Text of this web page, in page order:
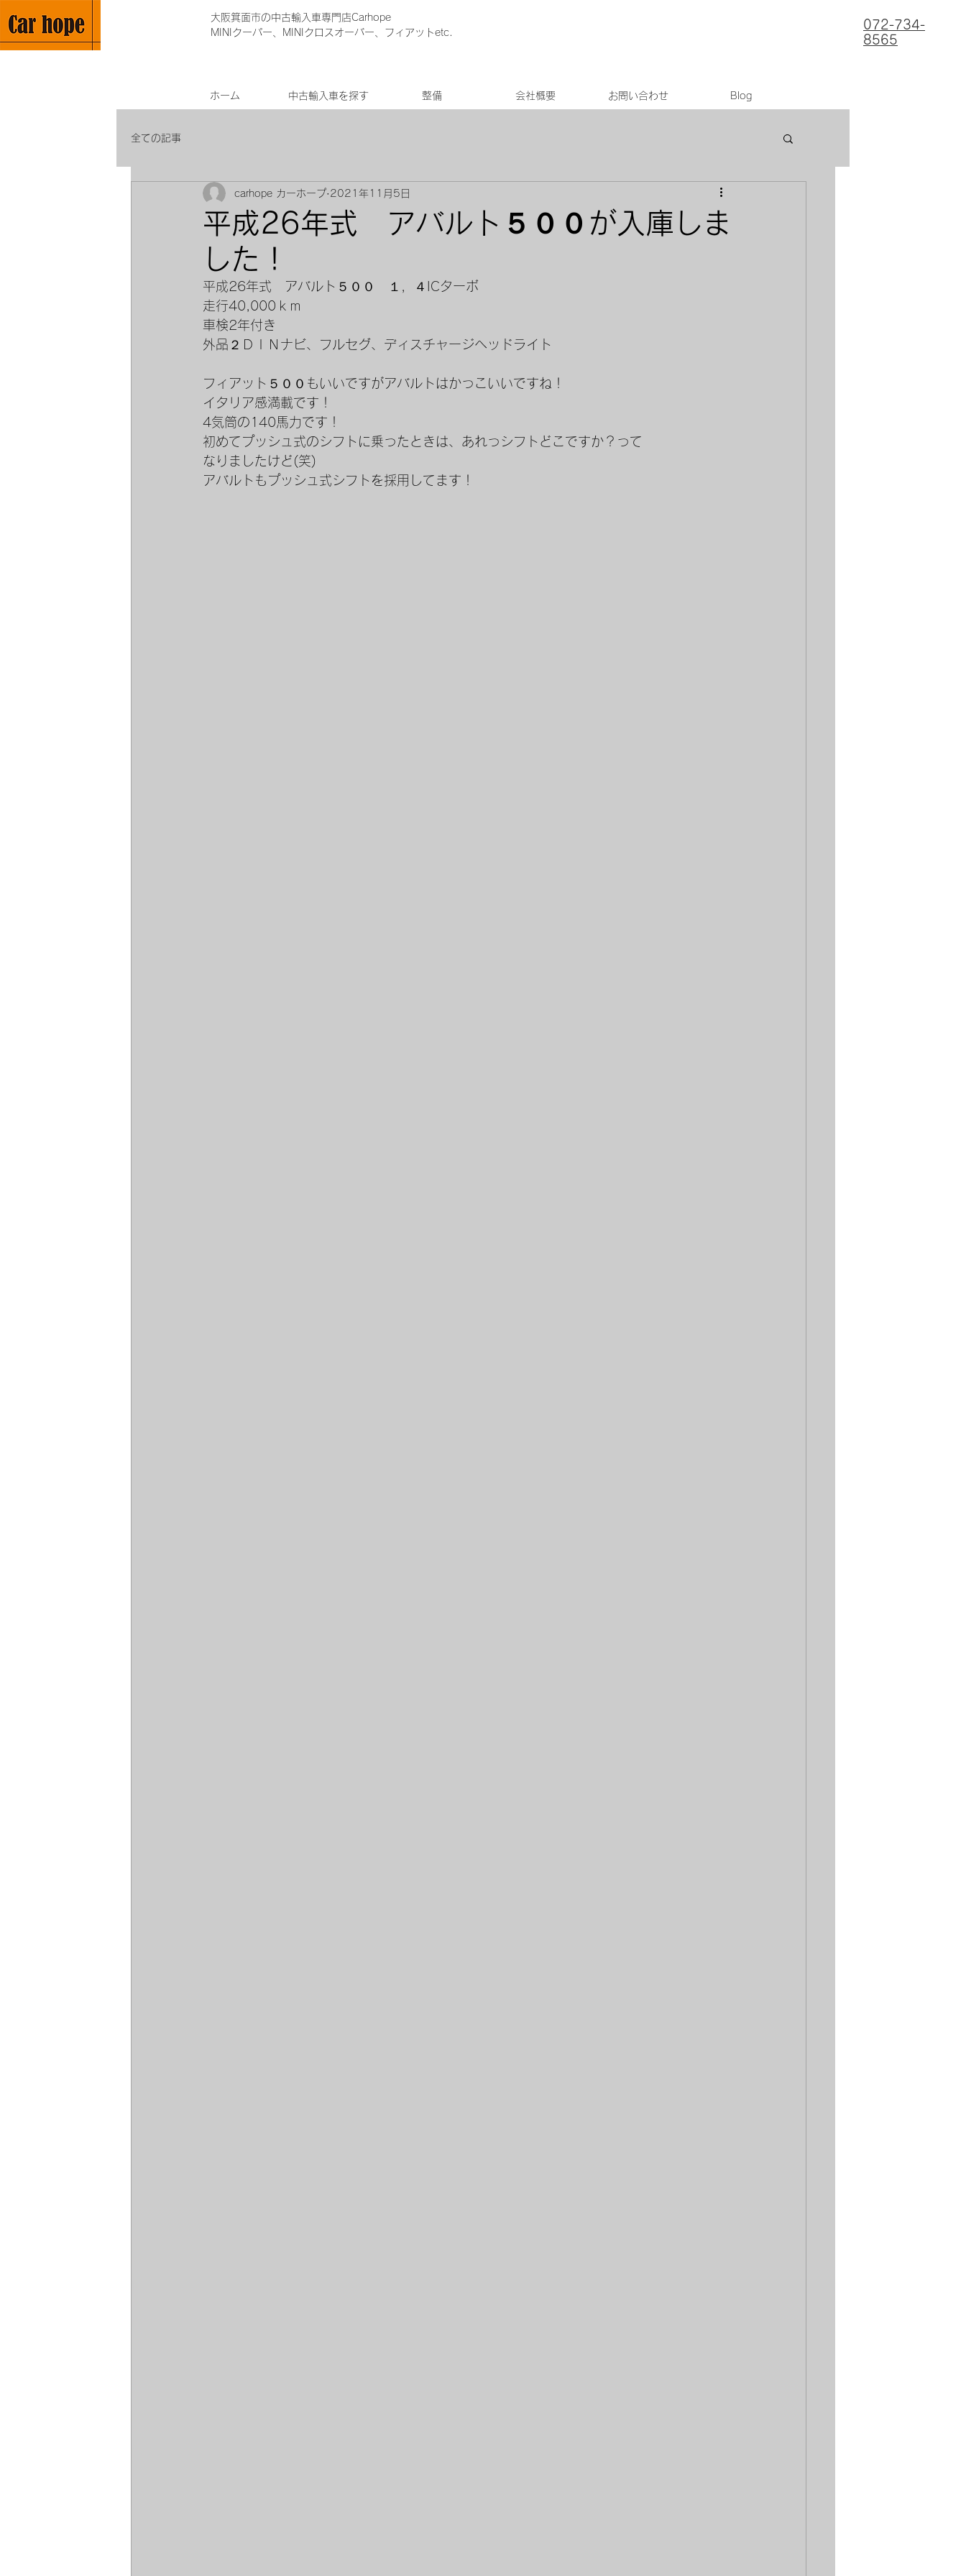
大阪箕面市の中古輸入車専門店Carhope
MINIクーパー、MINIクロスオーバー、フィアットetc.
072-734-
8565
ホーム 中古輸入車を探す 整備 会社概要 お問い合わせ Blog
全ての記事
平成26年式 アバルト５００が入庫しま
した！
carhope カーホープ 2021年11月5日
平成26年式　アバルト５００　１，４ICターボ
走行40,000ｋｍ
車検2年付き
外品２ＤＩＮナビ、フルセグ、ディスチャージヘッドライト
フィアット５００もいいですがアバルトはかっこいいですね！
イタリア感満載です！
4気筒の140馬力です！
初めてプッシュ式のシフトに乗ったときは、あれっシフトどこですか？って
なりましたけど(笑)
アバルトもプッシュ式シフトを採用してます！